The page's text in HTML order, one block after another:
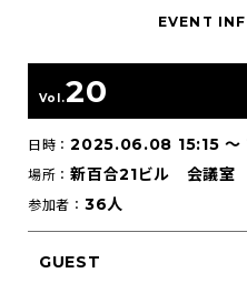
EVENT
Vol.20
日時：2025.06.08 15:15〜
場所：新百合21ビル 会議室
参加者： 36人
GUEST